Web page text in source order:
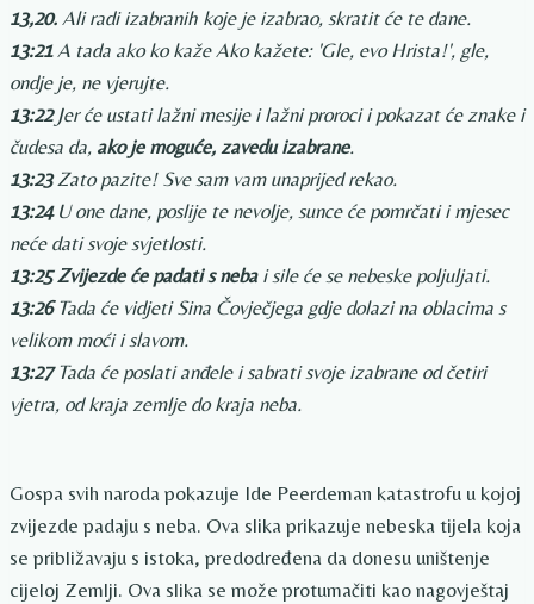
13,20. Ali radi izabranih koje je izabrao, skratit će te dane.
13:21A tada ako ko kaže Ako kažete: 'Gle, evo Hrista!', gle,
ondje je, ne vjerujte.
13:22Jer će ustati lažni mesije i lažni proroci i pokazat će znake i
čudesa da, ako je moguće, zavedu izabrane.
13:23Zato pazite! Sve sam vam unaprijed rekao.
13:24U one dane, poslije te nevolje, sunce će pomrčati i mjesec
neće dati svoje svjetlosti.
13:25 Zvijezde će padati s nebai sile će se nebeske poljuljati.
13:26Tada će vidjeti Sina Čovječjega gdje dolazi na oblacima s
velikom moći i slavom.
13:27Tada će poslati anđele i sabrati svoje izabrane od četiri
vjetra, od kraja zemlje do kraja neba.
Gospa svih naroda pokazuje Ide Peerdeman katastrofu u kojoj
zvijezde padaju s neba. Ova slika prikazuje nebeska tijela koja
se približavaju s istoka, predodređena da donesu uništenje
cijeloj Zemlji. Ova slika se može protumačiti kao nagovještaj